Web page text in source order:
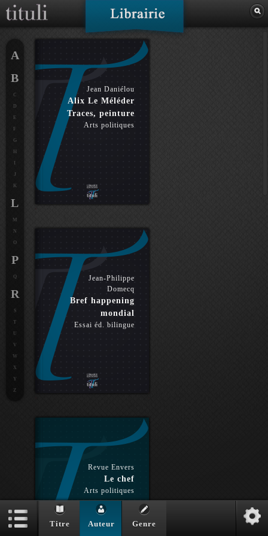
Jean Daniélou
Alix Le Méléder
Traces, peinture
Arts politiques
Jean-Philippe
Domecq
Bref happening
mondial
Essai éd. bilingue
Revue Envers
Le chef
Arts politiques
A
B
C
D
E
F
G
H
J
K
L
M
N
O
P
Q
R
S
T
U
V
W
X
Y
Z
Titre Auteur Genre